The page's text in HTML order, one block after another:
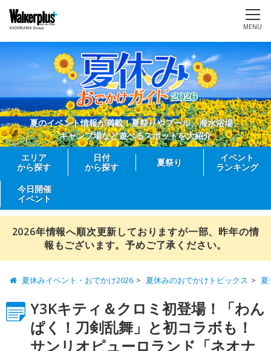
MENU
夏のイベント情報が満載！夏祭りやプール、海水浴場、
キャンプ場など遊べるスポットを大紹介
エリア
から探す
日付
から探す
夏祭り
イベント
ランキング
今日開催
イベント
2026年情報へ順次更新しておりますが一部、昨年の情
報もございます。予めご了承ください。
夏休みイベント・おでかけ2026 夏休みのおでかけトピックス 夏
Y3Kキティ＆クロミ初登場！「わん
ぱく！刀剣乱舞」と初コラボも！
サンリオピューロランド「ネオナ